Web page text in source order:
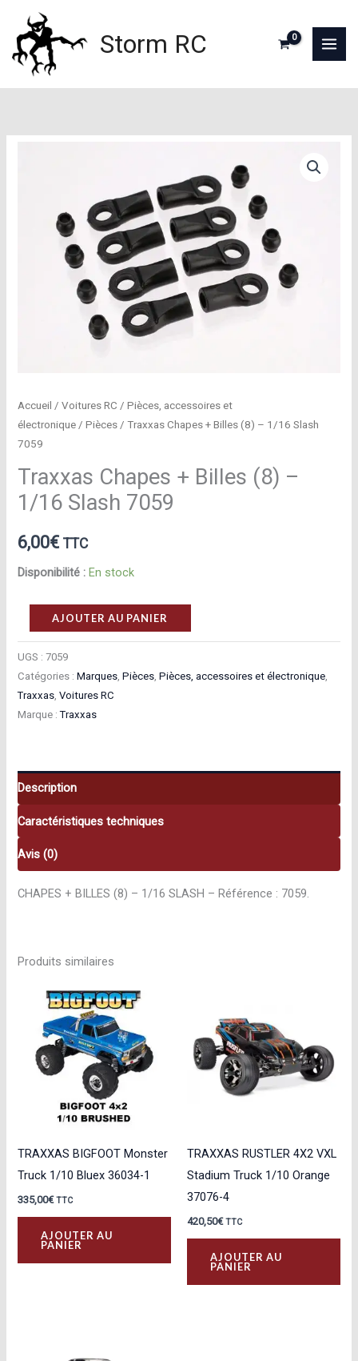
contenu
Storm RC
Accueil /Voitures RC /Pièces, accessoires et
électronique /Pièces / Traxxas Chapes + Billes (8) – 1/16 Slash
7059
Traxxas Chapes + Billes (8) –
1/16 Slash 7059
6,00€ TTC
Disponibilité : En stock
quantité
de
Traxxas
Chapes
+
Billes
1/16
Slash
7059
AJOUTER AU PANIER
UGS :7059
Catégories :Marques,Pièces,Pièces, accessoires et électronique,
Traxxas,Voitures RC
Marque :Traxxas
Description
Caractéristiques techniques
Avis (0)
CHAPES + BILLES (8) – 1/16 SLASH – Référence : 7059.
Produits similaires
TRAXXAS BIGFOOT Monster
Truck 1/10 Bluex 36034-1
335,00€ TTC
AJOUTER AU
PANIER
TRAXXAS RUSTLER 4X2 VXL
Stadium Truck 1/10 Orange
37076-4
420,50€ TTC
AJOUTER AU
PANIER